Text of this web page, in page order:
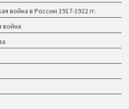
война в России 1917-1922 гг.
война